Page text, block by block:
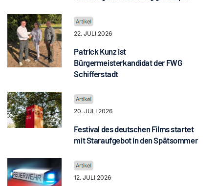
22. JULI 2026
Patrick Kunz ist
Bürgermeisterkandidat der FWG
Schifferstadt
20. JULI 2026
Festival des deutschen Films startet
mit Staraufgebot in den Spätsommer
12. JULI 2026